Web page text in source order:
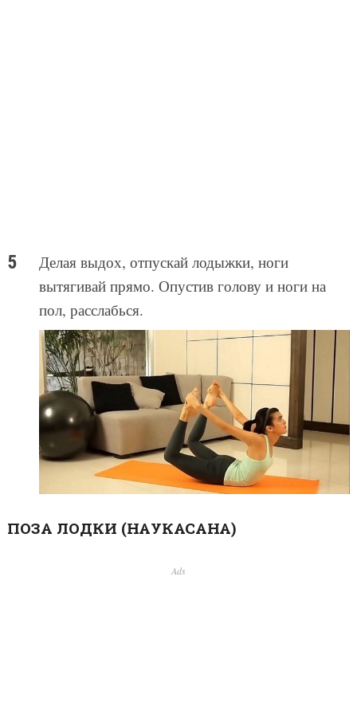
Делая выдох, отпускай лодыжки, ноги
вытягивай прямо. Опустив голову и ноги на
пол, расслабься.
ПОЗА ЛОДКИ (НАУКАСАНА)
Ads